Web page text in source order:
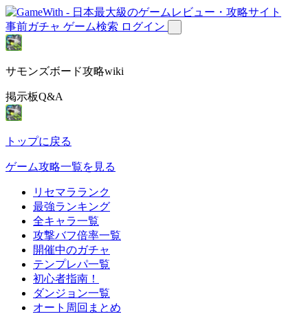
事前ガチャ ゲーム検索 ログイン
サモンズボード攻略wiki
掲示板Q&A
トップに戻る
ゲーム攻略一覧を見る
リセマラランク
最強ランキング
全キャラ一覧
攻撃バフ倍率一覧
開催中のガチャ
テンプレパ一覧
初心者指南！
ダンジョン一覧
オート周回まとめ